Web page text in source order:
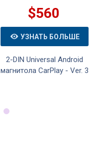
$560
УЗНАТЬ БОЛЬШЕ
2-DIN Universal Android
магнитола CarPlay - Ver. 3